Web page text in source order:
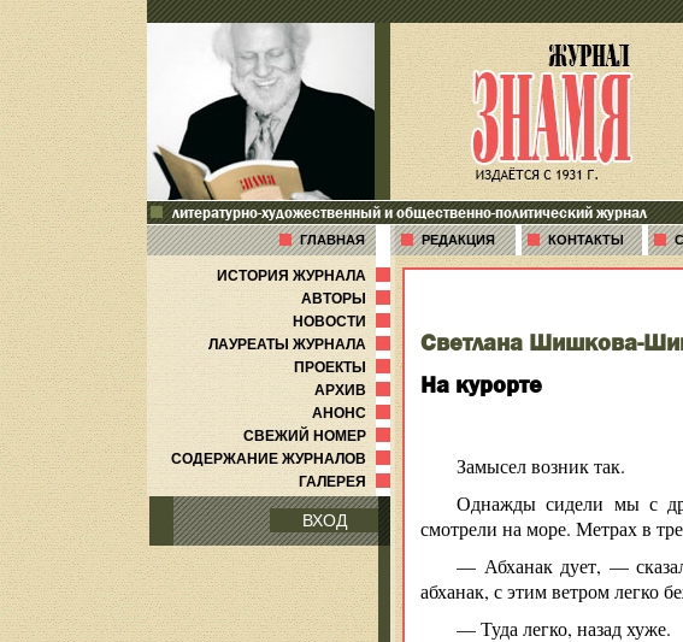
литературно-художественный и общественно-политический журнал
ГЛАВНАЯ РЕДАКЦИЯ КОНТАКТЫ
ИСТОРИЯ ЖУРНАЛА
АВТОРЫ
НОВОСТИ
ЛАУРЕАТЫ ЖУРНАЛА
ПРОЕКТЫ
АРХИВ
АНОНС
СВЕЖИЙ НОМЕР
СОДЕРЖАНИЕ ЖУРНАЛОВ
ГАЛЕРЕЯ
ВХОД
Светлана Шишкова-
На курорте
Замысел возник так.
Однажды сидели мы с
смотрели на море. Метрах в
— Абханак дует, —
абханак, с этим ветром легко
— Туда легко, назад хуже.